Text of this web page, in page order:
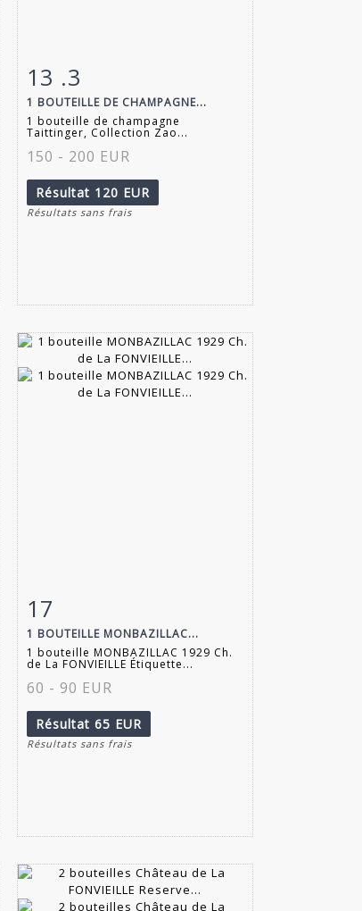
Fiche détaillée
13 .3
1 BOUTEILLE DE CHAMPAGNE...
1 bouteille de champagne
Taittinger, Collection Zao...
150 - 200 EUR
Résultat 120 EUR
Résultats sans frais
Fiche détaillée
17
1 BOUTEILLE MONBAZILLAC...
1 bouteille MONBAZILLAC 1929 Ch.
de La FONVIEILLE Étiquette...
60 - 90 EUR
Résultat 65 EUR
Résultats sans frais